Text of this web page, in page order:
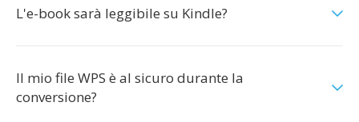
L'e-book sarà leggibile su Kindle?
Il mio file WPS è al sicuro durante la
conversione?